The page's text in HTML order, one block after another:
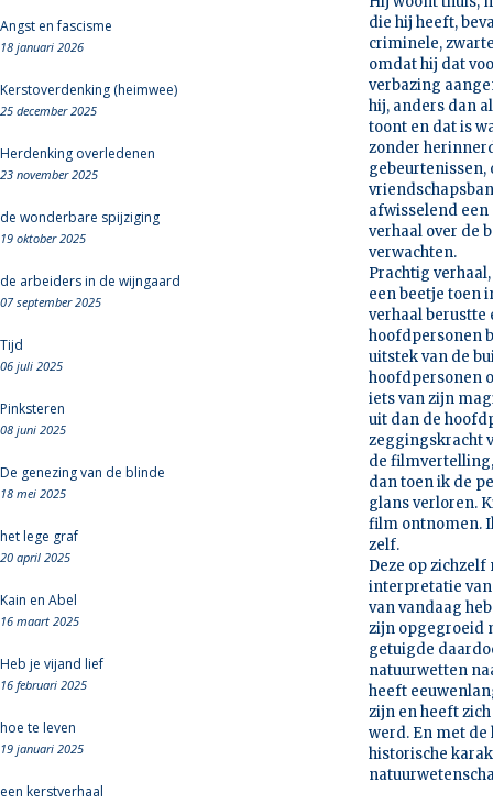
Angst en fascisme
18 januari 2026
Kerstoverdenking (heimwee)
25 december 2025
Herdenking overledenen
23 november 2025
de wonderbare spijziging
19 oktober 2025
de arbeiders in de wijngaard
07 september 2025
Tijd
06 juli 2025
Pinksteren
08 juni 2025
De genezing van de blinde
18 mei 2025
het lege graf
20 april 2025
Kain en Abel
16 maart 2025
Heb je vijand lief
16 februari 2025
hoe te leven
19 januari 2025
een kerstverhaal
die hij heeft,
criminele,
omdat hij dat
verbazing
hij, anders dan
toont en dat is
zonder
gebeurtenissen,
afwisselend
verhaal over de
verwachten.
Prachtig
een beetje toen
verhaal berustte
hoofdpersonen
uitstek van de
hoofdpersonen
iets van zijn
uit dan de
zeggingskracht
de
dan toen ik de
glans verloren.
film ontnomen.
zelf.
Deze op
interpretatie
van vandaag
zijn opgegroeid
getuigde
natuurwetten
heeft
zijn en heeft
werd. En met
historische